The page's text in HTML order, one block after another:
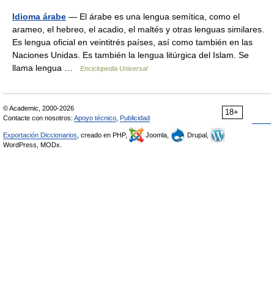
Idioma árabe — El árabe es una lengua semítica, como el
arameo, el hebreo, el acadio, el maltés y otras lenguas similares.
Es lengua oficial en veintitrés países, así como también en las
Naciones Unidas. Es también la lengua litúrgica del Islam. Se
llama lengua …
Enciclopedia Universal
18+
© Academic, 2000-2026
Contacte con nosotros: Apoyo técnico Publicidad
Exportación Diccionarios , creado en PHP, Joomla,
Drupal,
WordPress, MODx.